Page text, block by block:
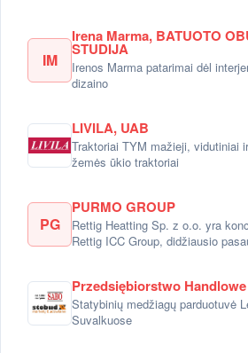
IM
Irena Marma, BATUOTO
STUDIJA
Irenos Marma patarimai dėl
dizaino
LIVILA, UAB
Traktoriai TYM mažieji, vidutiniai
žemės ūkio traktoriai
PG
PURMO GROUP
Rettig Heatting Sp. z o.o. yra
Rettig ICC Group, didžiausio
Przedsiębiorstwo
Statybinių medžiagų parduotuvė
Suvalkuose